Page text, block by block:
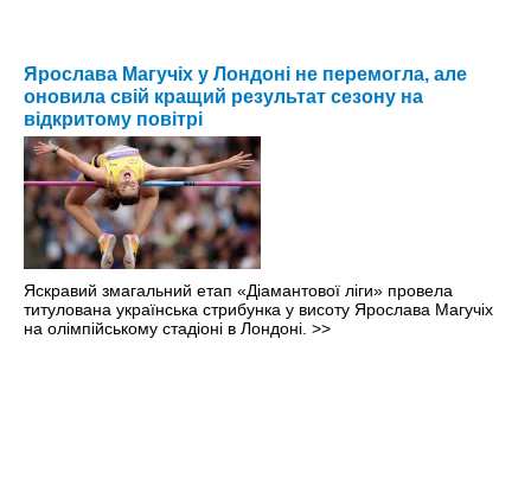
Ярослава Магучіх у Лондоні не перемогла, але
оновила свій кращий результат сезону на
відкритому повітрі
Яскравий змагальний етап «Діамантової ліги» провела
титулована українська стрибунка у висоту Ярослава Магучіх
на олімпійському стадіоні в Лондоні. >>